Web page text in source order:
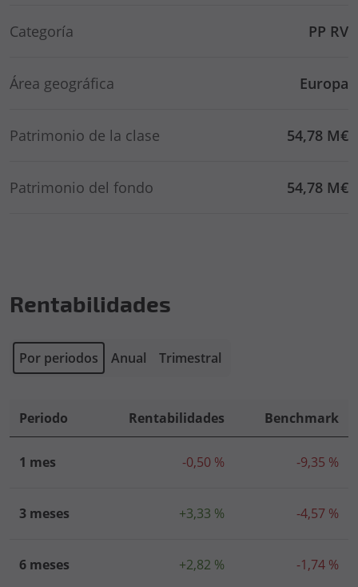
Categoría PP RV
Área geográfica Europa
Patrimonio de la clase 54,78 M€
Patrimonio del fondo 54,78 M€
Rentabilidades
Por periodos Anual Trimestral
Periodo Rentabilidades Benchmark
1 mes -0,50 % -9,35 %
3 meses +3,33 % -4,57 %
6 meses +2,82 % -1,74 %